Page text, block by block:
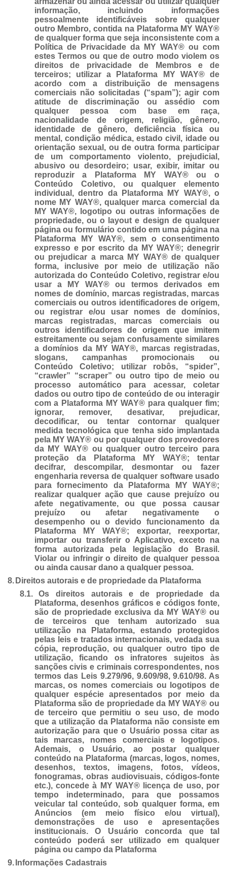
informação, incluindo informações
pessoalmente identificáveis sobre qualquer
outro Membro, contida na Plataforma MY WAY®
de qualquer forma que seja inconsistente com a
Política de Privacidade da MY WAY® ou com
estes Termos ou que de outro modo violem os
direitos de privacidade de Membros e de
terceiros; utilizar a Plataforma MY WAY® de
acordo com a distribuição de mensagens
comerciais não solicitadas (“spam”); agir com
atitude de discriminação ou assédio com
qualquer pessoa com base em raça,
nacionalidade de origem, religião, gênero,
identidade de gênero, deficiência física ou
mental, condição médica, estado civil, idade ou
orientação sexual, ou de outra forma participar
de um comportamento violento, prejudicial,
abusivo ou desordeiro; usar, exibir, imitar ou
reproduzir a Plataforma MY WAY® ou o
Conteúdo Coletivo, ou qualquer elemento
individual, dentro da Plataforma MY WAY®, o
nome MY WAY®, qualquer marca comercial da
MY WAY®, logotipo ou outras informações de
propriedade, ou o layout e design de qualquer
página ou formulário contido em uma página na
Plataforma MY WAY®, sem o consentimento
expresso e por escrito da MY WAY®; denegrir
ou prejudicar a marca MY WAY® de qualquer
forma, inclusive por meio de utilização não
autorizada do Conteúdo Coletivo, registrar e/ou
usar a MY WAY® ou termos derivados em
nomes de domínio, marcas registradas, marcas
comerciais ou outros identificadores de origem,
ou registrar e/ou usar nomes de domínios,
marcas registradas, marcas comerciais ou
outros identificadores de origem que imitem
estreitamente ou sejam confusamente similares
a domínios da MY WAY®, marcas registradas,
slogans, campanhas promocionais ou
Conteúdo Coletivo; utilizar robôs, “spider”,
“crawler” “scraper” ou outro tipo de meio ou
processo automático para acessar, coletar
dados ou outro tipo de conteúdo de ou interagir
com a Plataforma MY WAY® para qualquer fim;
ignorar, remover, desativar, prejudicar,
decodificar, ou tentar contornar qualquer
medida tecnológica que tenha sido implantada
pela MY WAY® ou por qualquer dos provedores
da MY WAY® ou qualquer outro terceiro para
proteção da Plataforma MY WAY®; tentar
decifrar, descompilar, desmontar ou fazer
engenharia reversa de qualquer software usado
para fornecimento da Plataforma MY WAY®;
realizar qualquer ação que cause prejuízo ou
afete negativamente, ou que possa causar
prejuízo ou afetar negativamente o
desempenho ou o devido funcionamento da
Plataforma MY WAY®; exportar, reexportar,
importar ou transferir o Aplicativo, exceto na
forma autorizada pela legislação do Brasil.
Violar ou infringir o direito de qualquer pessoa
ou ainda causar dano a qualquer pessoa.
8. Direitos autorais e de propriedade da Plataforma
8.1.
Os direitos autorais e de propriedade da
Plataforma, desenhos gráficos e códigos fonte,
são de propriedade exclusiva da MY WAY® ou
de terceiros que tenham autorizado sua
utilização na Plataforma, estando protegidos
pelas leis e tratados internacionais, vedada sua
cópia, reprodução, ou qualquer outro tipo de
utilização, ficando os infratores sujeitos às
sanções civis e criminais correspondentes, nos
termos das Leis 9.279/96, 9.609/98, 9.610/98. As
marcas, os nomes comerciais ou logotipos de
qualquer espécie apresentados por meio da
Plataforma são de propriedade da MY WAY® ou
de terceiro que permitiu o seu uso, de modo
que a utilização da Plataforma não consiste em
autorização para que o Usuário possa citar as
tais marcas, nomes comerciais e logotipos.
Ademais, o Usuário, ao postar qualquer
conteúdo na Plataforma (marcas, logos, nomes,
desenhos, textos, imagens, fotos, vídeos,
fonogramas, obras audiovisuais, códigos-fonte
etc.), concede à MY WAY® licença de uso, por
tempo indeterminado, para que possamos
veicular tal conteúdo, sob qualquer forma, em
Anúncios (em meio físico e/ou virtual),
demonstrações de uso e apresentações
institucionais. O Usuário concorda que tal
conteúdo poderá ser utilizado em qualquer
página ou campo da Plataforma
9. Informações Cadastrais